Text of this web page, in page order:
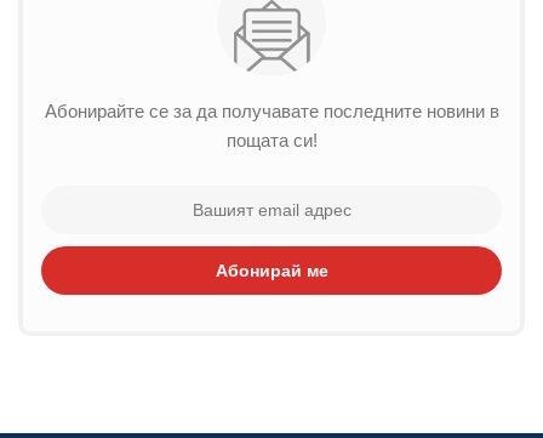
Абонирайте се за да получавате последните новини в
пощата си!
Абонирай ме